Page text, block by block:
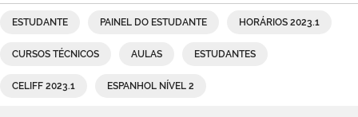
ESTUDANTE PAINEL DO ESTUDANTE HORÁRIOS 2023.1
CURSOS TÉCNICOS AULAS ESTUDANTES
CELIFF 2023.1 ESPANHOL NÍVEL 2